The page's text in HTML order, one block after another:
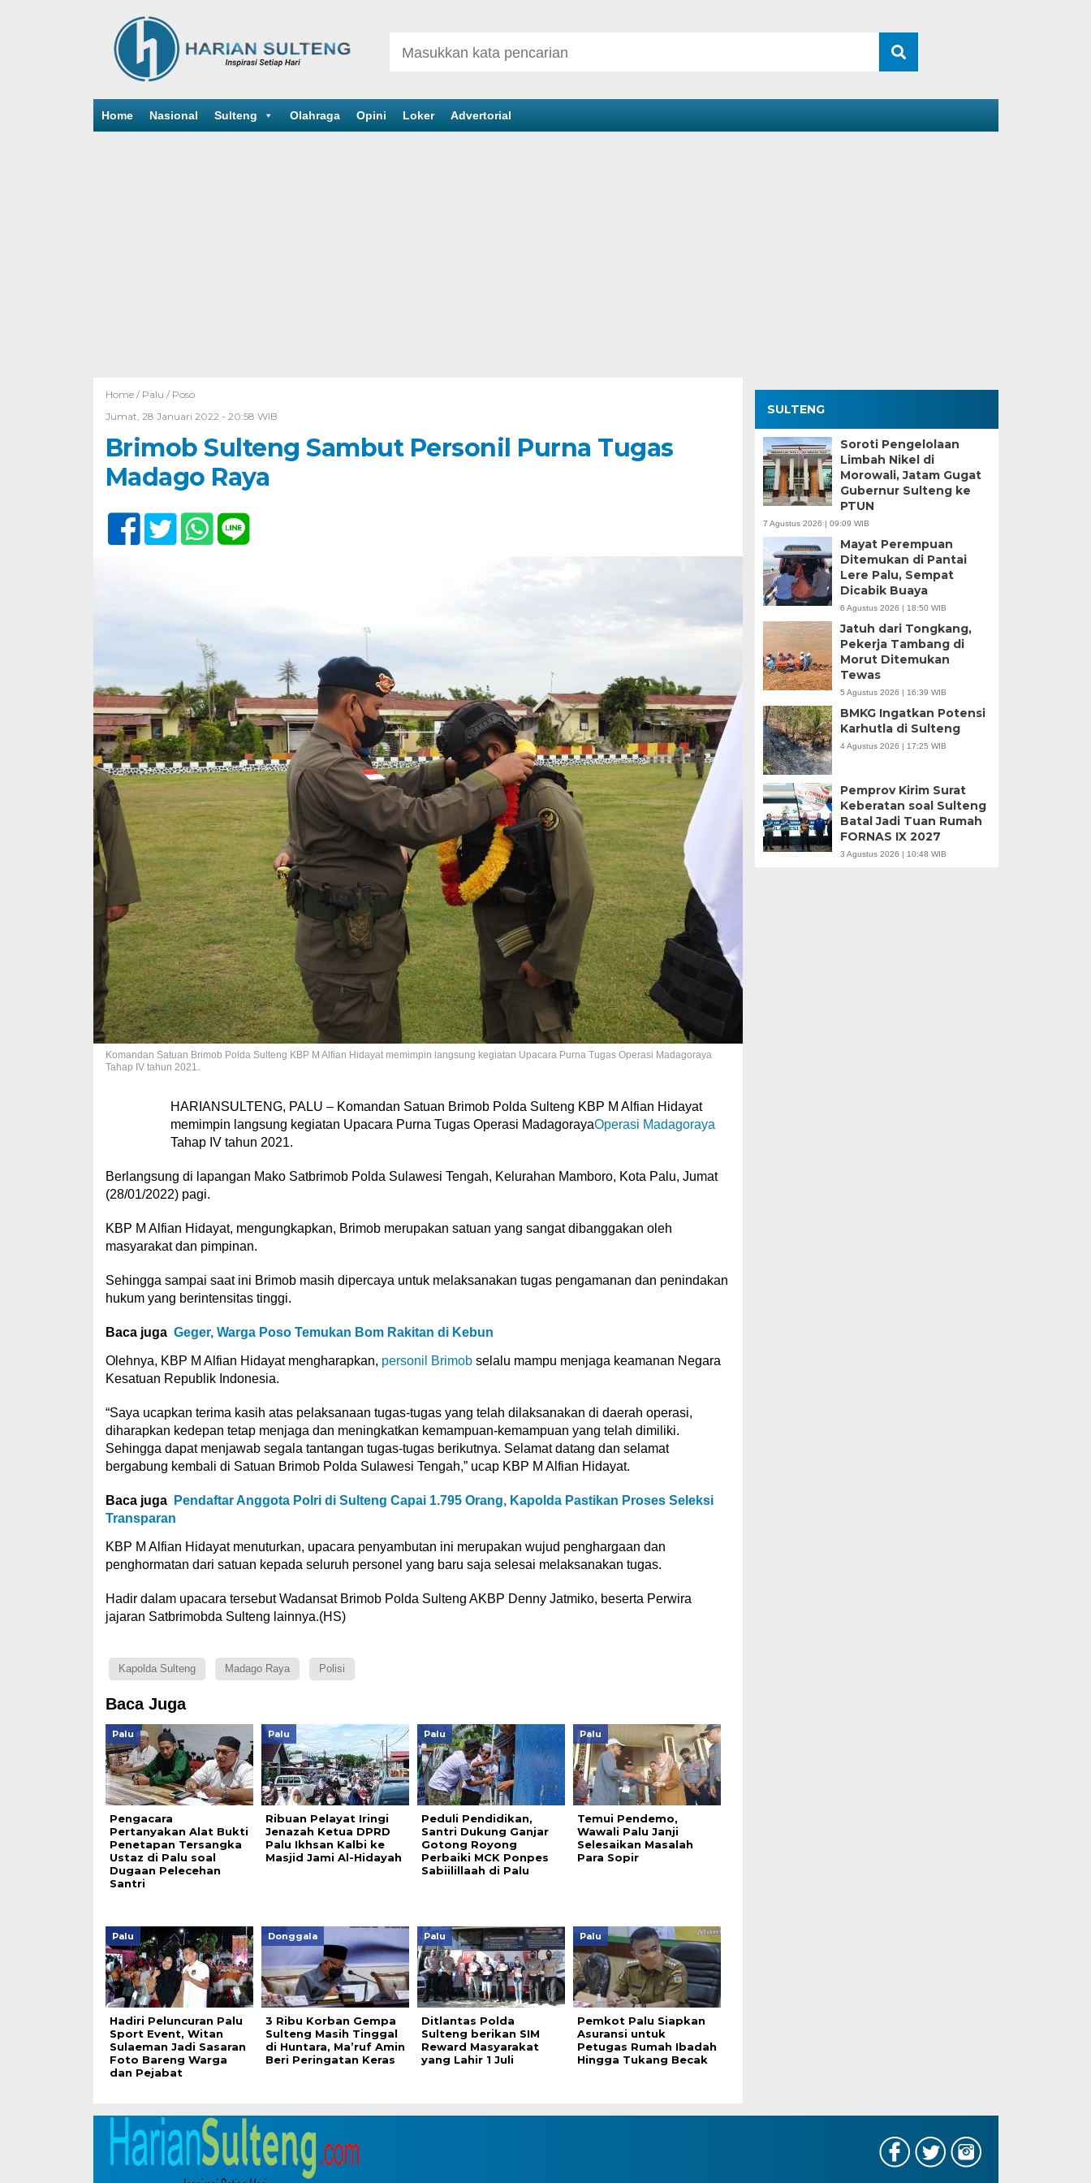
Home Nasional Sulteng Olahraga Opini Loker Advertorial
Home / Palu / Poso
Jumat, 28 Januari 2022 - 20:58 WIB
Brimob Sulteng Sambut Personil Purna Tugas
Madago Raya
Komandan Satuan Brimob Polda Sulteng KBP M Alfian Hidayat memimpin langsung kegiatan Upacara Purna Tugas Operasi Madagoraya
Tahap IV tahun 2021.
HARIANSULTENG, PALU – Komandan Satuan Brimob Polda Sulteng KBP M Alfian Hidayat
memimpin langsung kegiatan Upacara Purna Tugas Operasi MadagorayaOperasi Madagoraya
Tahap IV tahun 2021.
Berlangsung di lapangan Mako Satbrimob Polda Sulawesi Tengah, Kelurahan Mamboro, Kota Palu, Jumat
(28/01/2022) pagi.
KBP M Alfian Hidayat, mengungkapkan, Brimob merupakan satuan yang sangat dibanggakan oleh
masyarakat dan pimpinan.
Sehingga sampai saat ini Brimob masih dipercaya untuk melaksanakan tugas pengamanan dan penindakan
hukum yang berintensitas tinggi.
Baca juga Geger, Warga Poso Temukan Bom Rakitan di Kebun
Olehnya, KBP M Alfian Hidayat mengharapkan, personil Brimob selalu mampu menjaga keamanan Negara
Kesatuan Republik Indonesia.
“Saya ucapkan terima kasih atas pelaksanaan tugas-tugas yang telah dilaksanakan di daerah operasi,
diharapkan kedepan tetap menjaga dan meningkatkan kemampuan-kemampuan yang telah dimiliki.
Sehingga dapat menjawab segala tantangan tugas-tugas berikutnya. Selamat datang dan selamat
bergabung kembali di Satuan Brimob Polda Sulawesi Tengah,” ucap KBP M Alfian Hidayat.
Baca juga
Pendaftar Anggota Polri di Sulteng Capai 1.795 Orang, Kapolda Pastikan Proses Seleksi
Transparan
KBP M Alfian Hidayat menuturkan, upacara penyambutan ini merupakan wujud penghargaan dan
penghormatan dari satuan kepada seluruh personel yang baru saja selesai melaksanakan tugas.
Hadir dalam upacara tersebut Wadansat Brimob Polda Sulteng AKBP Denny Jatmiko, beserta Perwira
jajaran Satbrimobda Sulteng lainnya.(HS)
Kapolda Sulteng Madago Raya Polisi
Baca Juga
Palu
Pengacara
Pertanyakan Alat Bukti
Penetapan Tersangka
Ustaz di Palu soal
Dugaan Pelecehan
Santri
Palu
Ribuan Pelayat Iringi
Jenazah Ketua DPRD
Palu Ikhsan Kalbi ke
Masjid Jami Al-Hidayah
Palu
Peduli Pendidikan,
Santri Dukung Ganjar
Gotong Royong
Perbaiki MCK Ponpes
Sabiilillaah di Palu
Palu
Temui Pendemo,
Wawali Palu Janji
Selesaikan Masalah
Para Sopir
Palu
Hadiri Peluncuran Palu
Sport Event, Witan
Sulaeman Jadi Sasaran
Foto Bareng Warga
dan Pejabat
Donggala
3 Ribu Korban Gempa
Sulteng Masih Tinggal
di Huntara, Ma’ruf Amin
Beri Peringatan Keras
Palu
Ditlantas Polda
Sulteng berikan SIM
Reward Masyarakat
yang Lahir 1 Juli
Palu
Pemkot Palu Siapkan
Asuransi untuk
Petugas Rumah Ibadah
Hingga Tukang Becak
SULTENG
Soroti Pengelolaan
Limbah Nikel di
Morowali, Jatam Gugat
Gubernur Sulteng ke
PTUN
7 Agustus 2026 | 09:09 WIB
Mayat Perempuan
Ditemukan di Pantai
Lere Palu, Sempat
Dicabik Buaya
6 Agustus 2026 | 18:50 WIB
Jatuh dari Tongkang,
Pekerja Tambang di
Morut Ditemukan
Tewas
5 Agustus 2026 | 16:39 WIB
BMKG Ingatkan Potensi
Karhutla di Sulteng
4 Agustus 2026 | 17:25 WIB
Pemprov Kirim Surat
Keberatan soal Sulteng
Batal Jadi Tuan Rumah
FORNAS IX 2027
3 Agustus 2026 | 10:48 WIB